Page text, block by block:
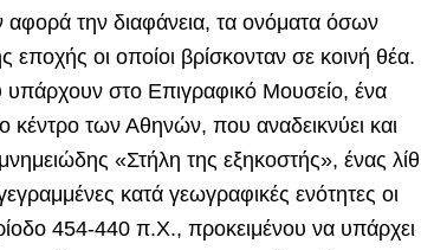
αφορά την διαφάνεια, τα ονόματα όσων
οι οποίοι βρίσκονταν σε κοινή θέα.
στο Επιγραφικό Μουσείο, ένα
των Αθηνών, που αναδεικνύει και
«Στήλη της εξηκοστής», ένας
κατά γεωγραφικές ενότητες οι
454-440 π.Χ., προκειμένου να υπάρχει